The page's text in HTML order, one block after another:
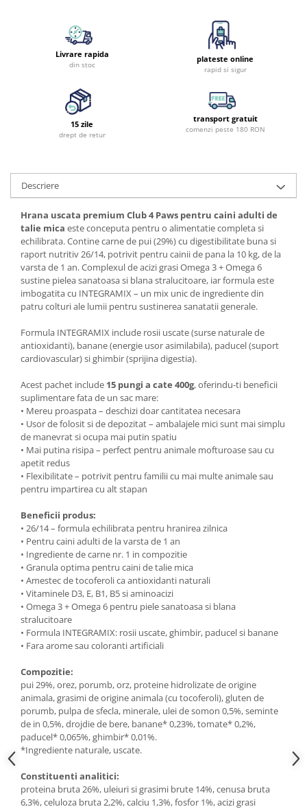
Livrare rapida
din stoc
plateste online
rapid si sigur
15 zile
drept de retur
transport gratuit
comenzi peste 180 RON
Descriere
Hrana uscata premium Club 4 Paws pentru caini adulti de
talie mica este conceputa pentru o alimentatie completa si
echilibrata. Contine carne de pui (29%) cu digestibilitate buna si
raport nutritiv 26/14, potrivit pentru cainii de pana la 10 kg, de la
varsta de 1 an. Complexul de acizi grasi Omega 3 + Omega 6
sustine pielea sanatoasa si blana stralucitoare, iar formula este
imbogatita cu INTEGRAMIX – un mix unic de ingrediente din
patru colturi ale lumii pentru sustinerea sanatatii generale.
Formula INTEGRAMIX include rosii uscate (surse naturale de
antioxidanti), banane (energie usor asimilabila), paducel (suport
cardiovascular) si ghimbir (sprijina digestia).
Acest pachet include 15 pungi a cate 400g, oferindu-ti beneficii
suplimentare fata de un sac mare:
• Mereu proaspata – deschizi doar cantitatea necesara
• Usor de folosit si de depozitat – ambalajele mici sunt mai simplu
de manevrat si ocupa mai putin spatiu
• Mai putina risipa – perfect pentru animale mofturoase sau cu
apetit redus
• Flexibilitate – potrivit pentru familii cu mai multe animale sau
pentru impartirea cu alt stapan
Beneficii produs:
• 26/14 – formula echilibrata pentru hranirea zilnica
• Pentru caini adulti de la varsta de 1 an
• Ingrediente de carne nr. 1 in compozitie
• Granula optima pentru caini de talie mica
• Amestec de tocoferoli ca antioxidanti naturali
• Vitaminele D3, E, B1, B5 si aminoacizi
• Omega 3 + Omega 6 pentru piele sanatoasa si blana
stralucitoare
• Formula INTEGRAMIX: rosii uscate, ghimbir, paducel si banane
• Fara arome sau coloranti artificiali
Compozitie:
pui 29%, orez, porumb, orz, proteine hidrolizate de origine
animala, grasimi de origine animala (cu tocoferoli), gluten de
porumb, pulpa de sfecla, minerale, ulei de somon 0,5%, seminte
de in 0,5%, drojdie de bere, banane* 0,23%, tomate* 0,2%,
paducel* 0,065%, ghimbir* 0,01%.
*Ingrediente naturale, uscate.
Constituenti analitici:
proteina bruta 26%, uleiuri si grasimi brute 14%, cenusa bruta
6,3%, celuloza bruta 2,2%, calciu 1,3%, fosfor 1%, acizi grasi